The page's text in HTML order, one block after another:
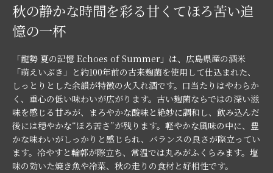
秋の静かな時間を彩る甘くてほろ苦い追
憶の一杯
「龍勢 夏の記憶 Echoes of Summer」は、広島県産の酒米
「萌えいぶき」と約100年前の古来麹菌を使用して仕込まれた、
しっとりとした余韻が特徴の火入れ酒です。口当たりはやわらか
く、重心の低い味わいが広がります。古い麹菌ならではの深い滋
味を感じる甘みが、まろやかな酸味と絶妙に調和し、飲み込んだ
後には穏やかな“ほろ苦さ”が残ります。軽やかな風味の中に、豊
かな味わいがしっかりと感じられ、バランスの良さが際立ってい
ます。冷やすと輪郭が際立ち、常温では丸みがふくらみます。塩
味の効いた焼き魚や冷菜、秋の走りの食材と好相性です。